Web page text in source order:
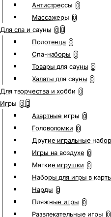
Антистрессы 0
Массажеры 0
Для спа и сауны 0
Полотенца 0
Спа-наборы 0
Товары для сауны 0
Халаты для сауны 0
Для творчества и хобби 0
Игры 0
Азартные игры 0
Головоломки 0
Другие игральные
Игры на воздухе 0
Мягкие игрушки 0
Наборы для игры в
Нарды 0
Пляжные игры 0
Развлекательные игры 0